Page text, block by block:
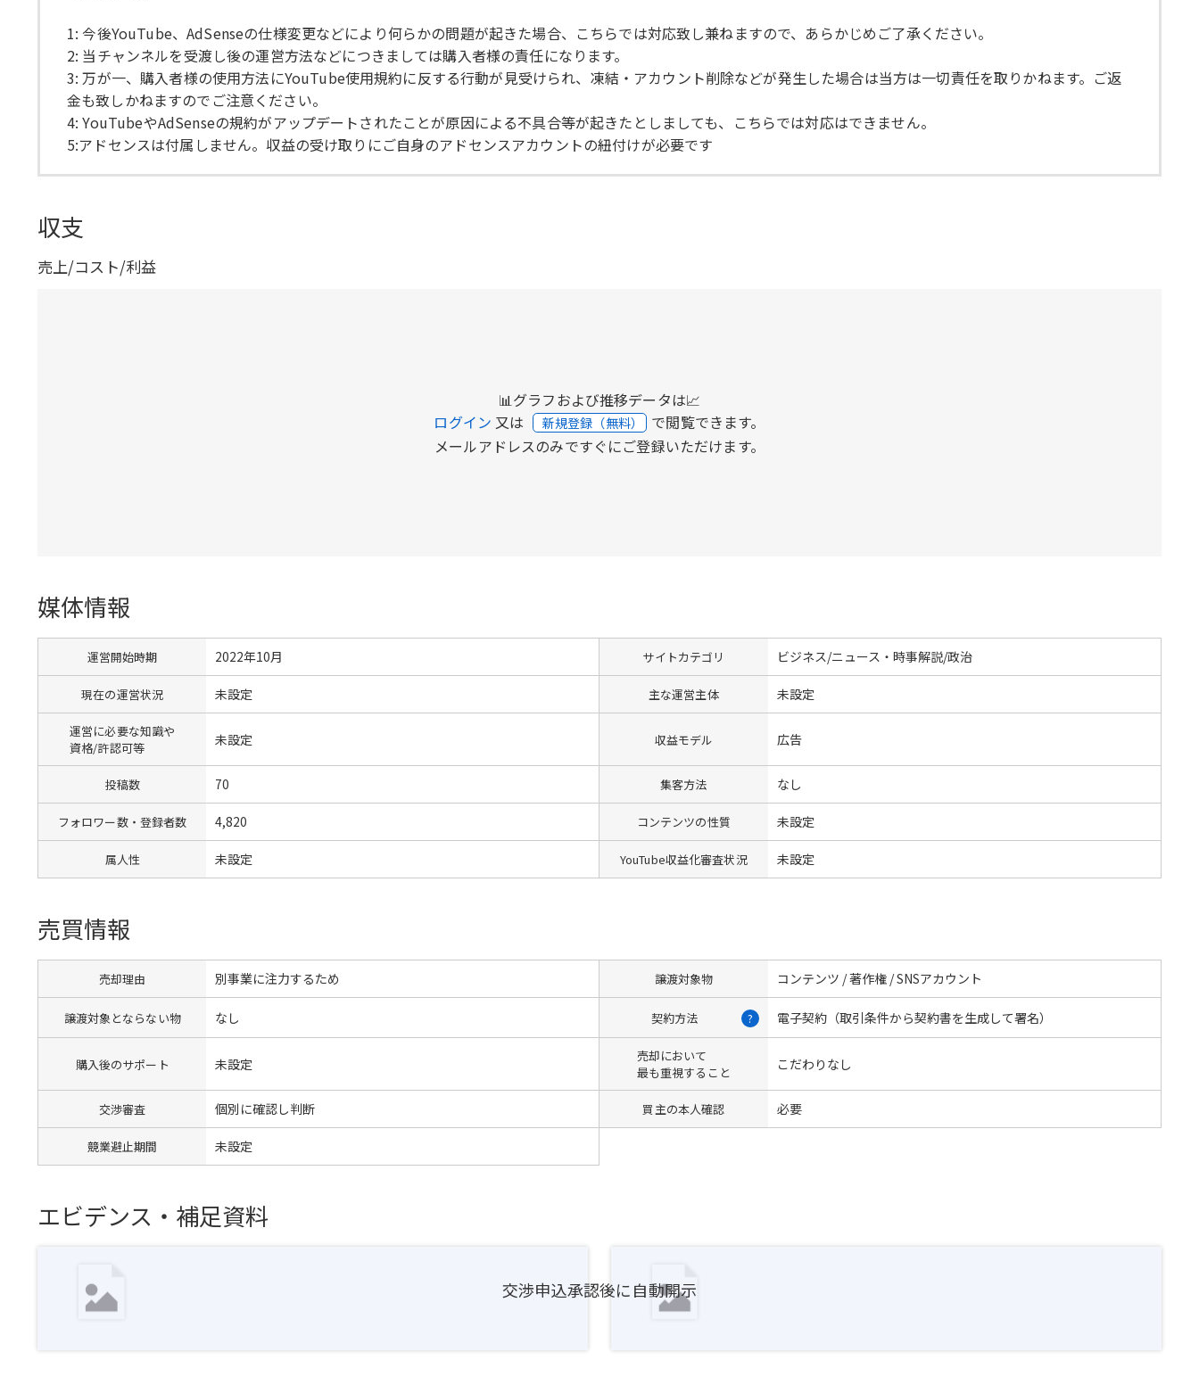
1: 今後YouTube、AdSenseの仕様変更などにより何らかの問題が起きた場合、こちらでは対応致し兼ねますので、あらかじめご了承ください。
2: 当チャンネルを受渡し後の運営方法などにつきましては購入者様の責任になります。
3: 万が一、購入者様の使用方法にYouTube使用規約に反する行動が見受けられ、凍結・アカウント削除などが発生した場合は当方は一切責任を取りかねます。ご返
金も致しかねますのでご注意ください。
4: YouTubeやAdSenseの規約がアップデートされたことが原因による不具合等が起きたとしましても、こちらでは対応はできません。
5:アドセンスは付属しません。収益の受け取りにご自身のアドセンスアカウントの紐付けが必要です
収支
売上/コスト/利益
📊グラフおよび推移データは📈
ログイン 又は 新規登録（無料） で閲覧できます。
メールアドレスのみですぐにご登録いただけます。
媒体情報
運営開始時期 2022年10月 サイトカテゴリ ビジネス/ニュース・時事解説/政治
現在の運営状況 未設定 主な運営主体 未設定
運営に必要な知識や
資格/許認可等
未設定 収益モデル 広告
投稿数 70 集客方法 なし
フォロワー数・登録者数 4,820 コンテンツの性質 未設定
属人性 未設定 YouTube収益化審査状況 未設定
売買情報
売却理由 別事業に注力するため 譲渡対象物 コンテンツ / 著作権 / SNSアカウント
譲渡対象とならない物 なし 契約方法 ? 電子契約（取引条件から契約書を生成して署名）
購入後のサポート 未設定
売却において
最も重視すること
こだわりなし
交渉審査 個別に確認し判断 買主の本人確認 必要
競業避止期間 未設定
エビデンス・補足資料
交渉申込承認後に自動開示